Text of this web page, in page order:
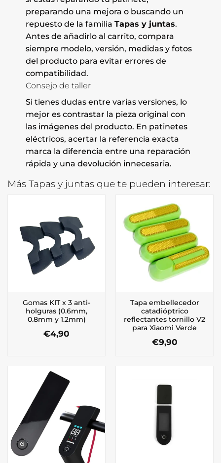
preparando una mejora o buscando un
repuesto de la familia Tapas y juntas.
Antes de añadirlo al carrito, compara
siempre modelo, versión, medidas y fotos
del producto para evitar errores de
compatibilidad.
Consejo de taller
Si tienes dudas entre varias versiones, lo
mejor es contrastar la pieza original con
las imágenes del producto. En patinetes
eléctricos, acertar la referencia exacta
marca la diferencia entre una reparación
rápida y una devolución innecesaria.
Más Tapas y juntas que te pueden interesar:
Gomas KIT x 3 anti-
holguras (0.6mm,
0.8mm y 1.2mm)
€4,90
Tapa embellecedor
catadióptrico
reflectantes tornillo V2
para Xiaomi Verde
€9,90